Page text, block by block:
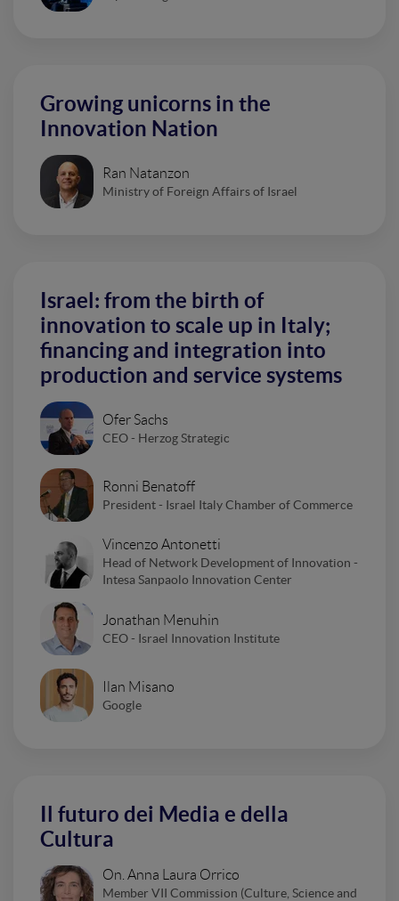
Growing unicorns in the
Innovation Nation
Ran Natanzon
Ministry of Foreign Affairs of Israel
Israel: from the birth of
innovation to scale up in Italy;
financing and integration into
production and service systems
Ofer Sachs
CEO - Herzog Strategic
Ronni Benatoff
President - Israel Italy Chamber of Commerce
Vincenzo Antonetti
Head of Network Development of Innovation -
Intesa Sanpaolo Innovation Center
Jonathan Menuhin
CEO - Israel Innovation Institute
Ilan Misano
Google
Il futuro dei Media e della
Cultura
On. Anna Laura Orrico
Member VII Commission (Culture, Science and